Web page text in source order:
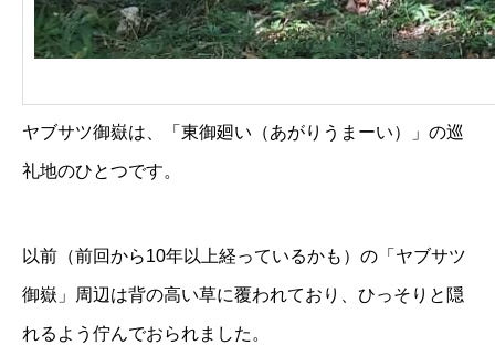
ヤブサツ御嶽は、「東御廻い（あがりうまーい）」の巡
礼地のひとつです。
以前（前回から10年以上経っているかも）の「ヤブサツ
御嶽」周辺は背の高い草に覆われており、ひっそりと隠
れるよう佇んでおられました。